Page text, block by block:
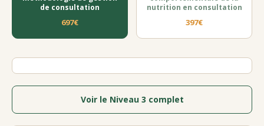
de consultation
697€
nutrition en consultation
397€
Voir le Niveau 3 complet